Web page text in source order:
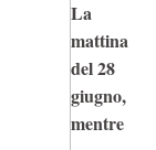
La
mattina
del 28
giugno,
mentre